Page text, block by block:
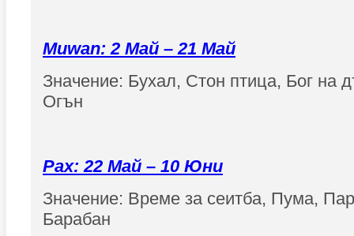
Muwan: 2 Май – 21 Май
Значение: Бухал, Стон птица, Бог на
Огън
Pax: 22 Май – 10 Юни
Значение: Време за сеитба, Пума,
Барабан